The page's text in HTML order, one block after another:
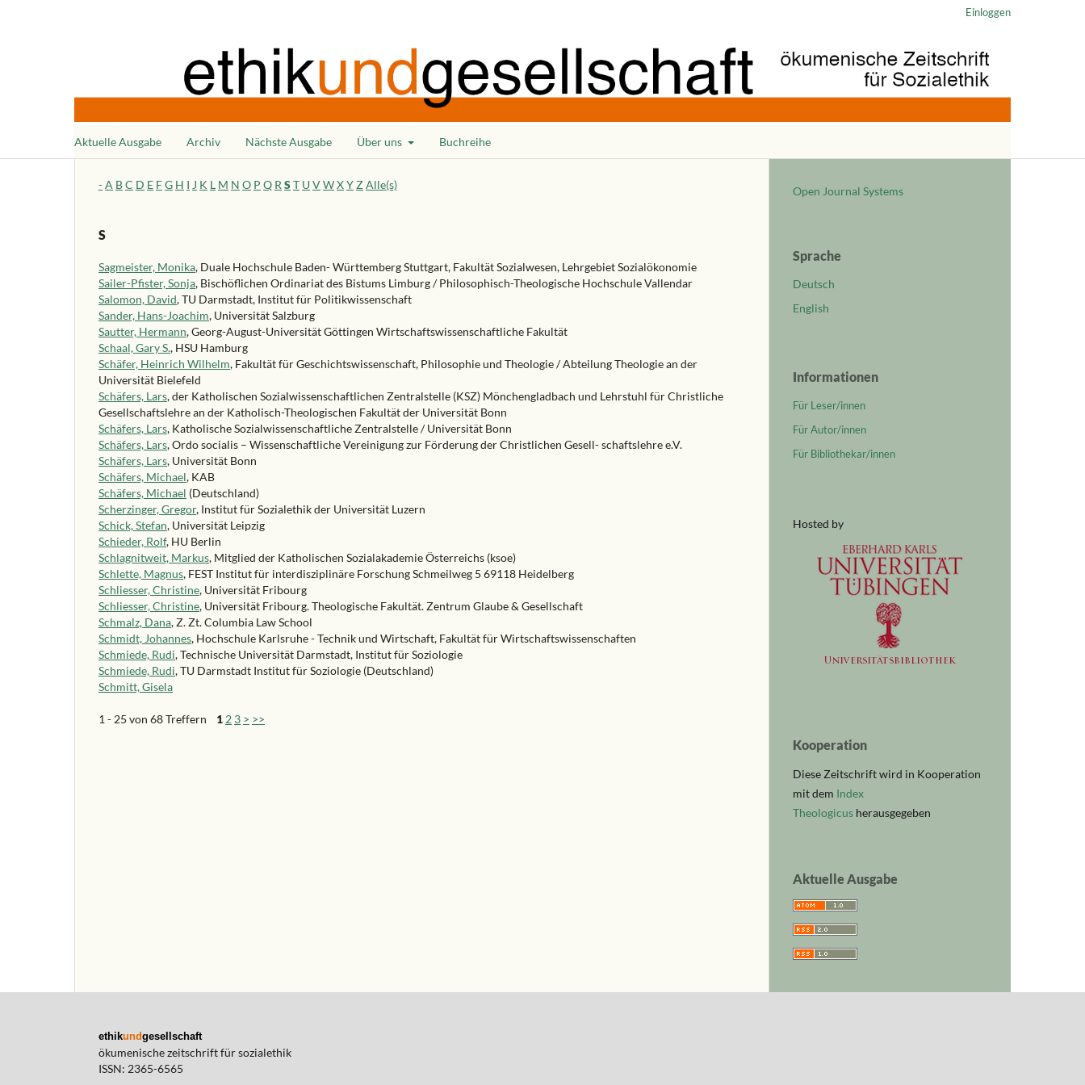
Aktuelle Ausgabe Archiv Nächste Ausgabe Über uns Buchreihe
Einloggen
-A BC D E FG H I J K L M N O P Q R ST U VWXYZAlle(s)
S
Sagmeister, Monika, Duale Hochschule Baden- Württemberg Stuttgart, Fakultät Sozialwesen, Lehrgebiet Sozialökonomie
Sailer-Pfister, Sonja, Bischöflichen Ordinariat des Bistums Limburg / Philosophisch-Theologische Hochschule Vallendar
Salomon, David, TU Darmstadt, Institut für Politikwissenschaft
Sander, Hans-Joachim, Universität Salzburg
Sautter, Hermann, Georg-August-Universität Göttingen Wirtschaftswissenschaftliche Fakultät
Schaal, Gary S., HSU Hamburg
Schäfer, Heinrich Wilhelm, Fakultät für Geschichtswissenschaft, Philosophie und Theologie / Abteilung Theologie an der
Universität Bielefeld
Schäfers, Lars, der Katholischen Sozialwissenschaftlichen Zentralstelle (KSZ) Mönchengladbach und Lehrstuhl für Christliche
Gesellschaftslehre an der Katholisch-Theologischen Fakultät der Universität Bonn
Schäfers, Lars, Katholische Sozialwissenschaftliche Zentralstelle / Universität Bonn
Schäfers, Lars, Ordo socialis – Wissenschaftliche Vereinigung zur Förderung der Christlichen Gesell- schaftslehre e.V.
Schäfers, Lars, Universität Bonn
Schäfers, Michael, KAB
Schäfers, Michael (Deutschland)
Scherzinger, Gregor, Institut für Sozialethik der Universität Luzern
Schick, Stefan, Universität Leipzig
Schieder, Rolf, HU Berlin
Schlagnitweit, Markus, Mitglied der Katholischen Sozialakademie Österreichs (ksoe)
Schlette, Magnus, FEST Institut für interdisziplinäre Forschung Schmeilweg 5 69118 Heidelberg
Schliesser, Christine, Universität Fribourg
Schliesser, Christine, Universität Fribourg. Theologische Fakultät. Zentrum Glaube & Gesellschaft
Schmalz, Dana, Z. Zt. Columbia Law School
Schmidt, Johannes, Hochschule Karlsruhe - Technik und Wirtschaft, Fakultät für Wirtschaftswissenschaften
Schmiede, Rudi, Technische Universität Darmstadt, Institut für Soziologie
Schmiede, Rudi, TU Darmstadt Institut für Soziologie (Deutschland)
Schmitt, Gisela
1 - 25 von 68 Treffern 1 2 3 > >>
Open Journal Systems
Sprache
Deutsch
English
Informationen
Für Leser/innen
Für Autor/innen
Für Bibliothekar/innen
Hosted by
Kooperation
Diese Zeitschrift wird in Kooperation
mit dem Index
Theologicus herausgegeben
Aktuelle Ausgabe
ethikundgesellschaft
ökumenische zeitschrift für sozialethik
ISSN: 2365-6565